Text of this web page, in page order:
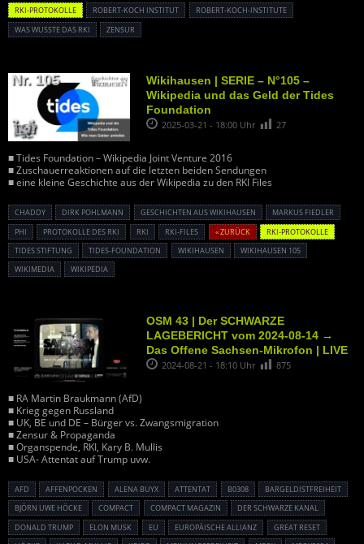
RKI-PROTOKOLLE
ROBERT-KOCH INSTITUT
ROBERT-KOCH-INSTITUTE
WAS WUSSTE DAS RKI
ZENSUR
Wikihausen | SERIE – N°105 –
Wikipedia und das Geld der Tides
Foundation
2025-03-21 - 18:00 Uhr 27
■ Tides Foundation – Wikipedia Joint Venture 2016
■ Zuschauerreaktionen auf die letzten beiden Sendungen
■ eine kleine Geschichte aus der Wikipedia zu den RKI Files
CHADDY DIRK POHLMANN GESCHICHTEN AUS WIKIHAUSEN
MARKUS FIEDLER
PHI
PROTOKOLLE DES RKI RKI RKI-FILES « ZURÜCK
RKI-PROTOKOLLE
TIDES STIFTUNG
TIDES-FOUNDATION WIKIHAUSEN
WIKIHAUSEN 105
WIKIMEDIA
WIKIPEDIA
OSM 43 | Der SCHWARZE
LAGEBERICHT vom 2024-08-14 →
Das Offene Sachsen-Mikrofon | LIVE
2024-08-21 - 18:10 Uhr 875
■ RA Martin Braukmann (AfD)
■ Krieg gegen Russland
■ UK, BE und DE – Bürger vs. Zwangsmigration
■ Zensur & Propaganda
■ Organspende, RKI, Kary B. Mullis
■ USA- Attentat auf Trump uvw.
AFD AFFENPOCKEN ALENA BUYX ATTENTAT B0308
BARGELDISTFREIHEIT
BJÖRN UWE HÖCKE
COMPACT COMPACT MAGAZIN
DER SCHWARZE KANAL
DONALD TRUMP
ELON MUSK EU EUROPÄISCHE ALLIANZ
GREAT RESET